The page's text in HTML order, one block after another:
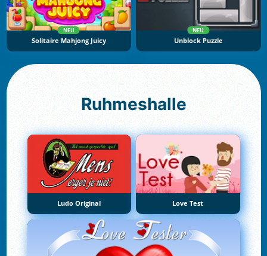
NEU
Solitaire Mahjong Juicy
NEU
Unblock Puzzle
Ruhmeshalle
Ludo Original Love Test